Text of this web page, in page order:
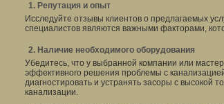
1. Репутация и опыт
Исследуйте отзывы клиентов о предлагаемых
специалистов являются важными факторами,
2. Наличие необходимого оборудования
Убедитесь, что у выбранной компании или
эффективного решения проблемы с
диагностировать и устранять засоры с высокой
канализации.